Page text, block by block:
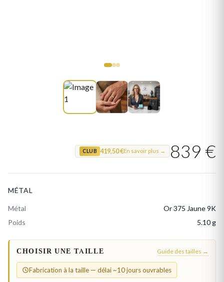
CLUB 419,50 €En savoir plus → 839 €
MÉTAL
Métal
Or 375 Jaune 9K
Poids
5.10 g
CHOISIR UNE TAILLE Guide des tailles →
Fabrication à la taille — délai ~10 jours ouvrables